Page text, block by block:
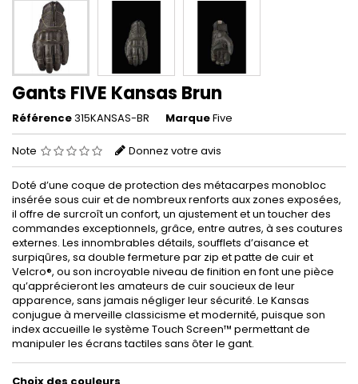
Gants FIVE Kansas Brun
Référence315KANSAS-BR MarqueFive
Note Donnez votre avis
Doté d’une coque de protection des métacarpes monobloc
insérée sous cuir et de nombreux renforts aux zones exposées,
il offre de surcroît un confort, un ajustement et un toucher des
commandes exceptionnels, grâce, entre autres, à ses coutures
externes. Les innombrables détails, soufflets d’aisance et
surpiqûres, sa double fermeture par zip et patte de cuir et
Velcro®, ou son incroyable niveau de finition en font une pièce
qu’apprécieront les amateurs de cuir soucieux de leur
apparence, sans jamais négliger leur sécurité. Le Kansas
conjugue à merveille classicisme et modernité, puisque son
index accueille le système Touch Screen™ permettant de
manipuler les écrans tactiles sans ôter le gant.